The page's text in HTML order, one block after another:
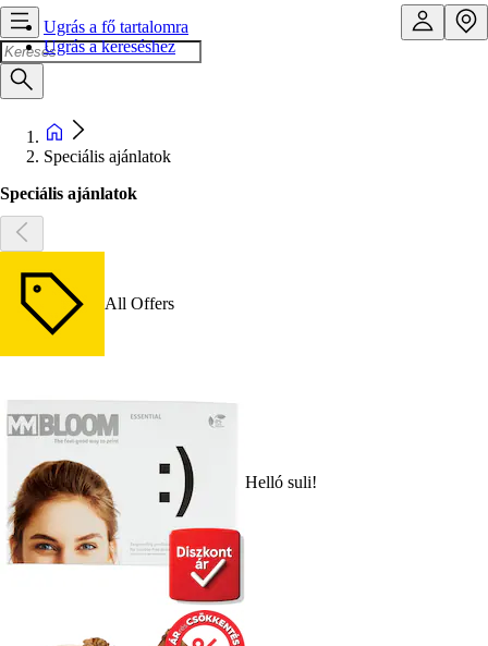
Ugrás a fő tartalomra
Ugrás a kereséshez
Speciális ajánlatok
Speciális ajánlatok
All Offers
Helló suli!